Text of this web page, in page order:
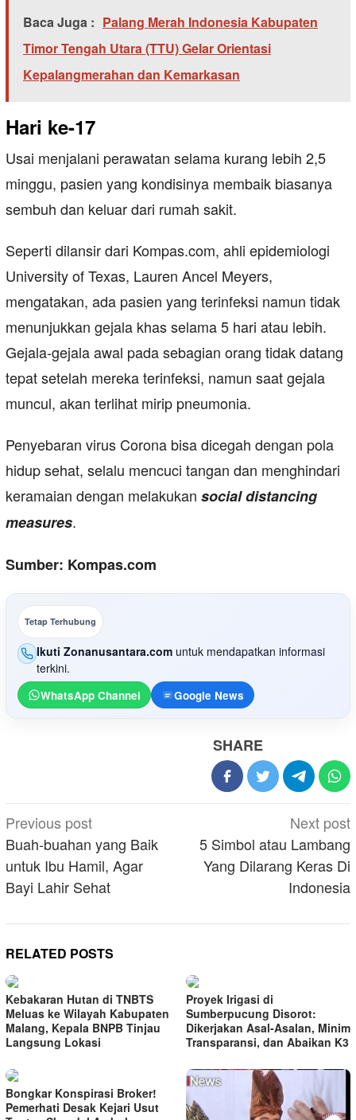
Baca Juga : Palang Merah Indonesia Kabupaten
Timor Tengah Utara (TTU) Gelar Orientasi
Kepalangmerahan dan Kemarkasan
Hari ke-17
Usai menjalani perawatan selama kurang lebih 2,5
minggu, pasien yang kondisinya membaik biasanya
sembuh dan keluar dari rumah sakit.
Seperti dilansir dari Kompas.com, ahli epidemiologi
University of Texas, Lauren Ancel Meyers,
mengatakan, ada pasien yang terinfeksi namun tidak
menunjukkan gejala khas selama 5 hari atau lebih.
Gejala-gejala awal pada sebagian orang tidak datang
tepat setelah mereka terinfeksi, namun saat gejala
muncul, akan terlihat mirip pneumonia.
Penyebaran virus Corona bisa dicegah dengan pola
hidup sehat, selalu mencuci tangan dan menghindari
keramaian dengan melakukan social distancing
measures.
Sumber: Kompas.com
Tetap Terhubung
Ikuti Zonanusantara.com untuk mendapatkan informasi
terkini.
WhatsApp Channel Google News
SHARE
Post
navigation
Previous post
Buah-buahan yang Baik
untuk Ibu Hamil, Agar
Bayi Lahir Sehat
Next post
5 Simbol atau Lambang
Yang Dilarang Keras Di
Indonesia
RELATED POSTS
Kebakaran Hutan di TNBTS
Meluas ke Wilayah Kabupaten
Malang, Kepala BNPB Tinjau
Langsung Lokasi
Proyek Irigasi di
Sumberpucung Disorot:
Dikerjakan Asal-Asalan, Minim
Transparansi, dan Abaikan K3
Bongkar Konspirasi Broker!
Pemerhati Desak Kejari Usut